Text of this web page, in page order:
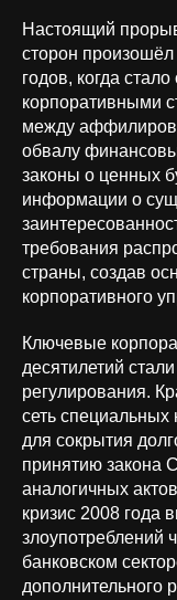
Настоящий
сторон
годов, когда
корпоративными
между
обвалу
законы о ценных
информации о
требования
страны, создав
корпоративного
Ключевые
десятилетий
регулирования.
сеть специальных
для сокрытия
принятию закона
аналогичных
кризис 2008 года
злоупотреблений
банковском
дополнительного